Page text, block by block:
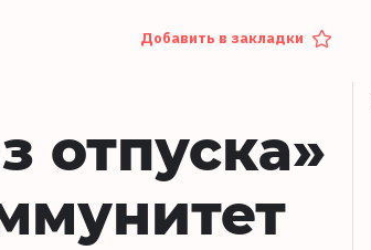
Добавить в закладки
отпуска»